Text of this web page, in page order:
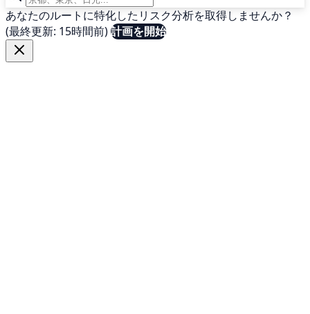
あなたのルートに特化したリスク分析を取得しませんか？
(最終更新: 15時間前)計画を開始